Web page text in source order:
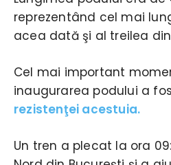
reprezentând cel mai
acea dată şi al treilea
Cel mai important
inaugurarea podului a
rezistenţei acestuia.
Un tren a plecat la ora